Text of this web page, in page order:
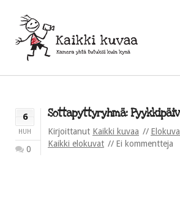
6
HUH
0
Sottapyttyryhmä:
Kirjoittanut Kaikki kuvaa
Kaikki elokuvat
Ei kommentteja